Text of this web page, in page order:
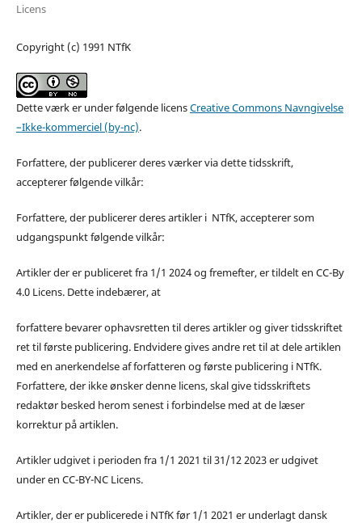
Licens
Copyright (c) 1991 NTfK
Dette værk er under følgende licensCreative Commons Navngivelse
–Ikke-kommerciel (by-nc).
Forfattere, der publicerer deres værker via dette tidsskrift,
accepterer følgende vilkår:
Forfattere, der publicerer deres artikler i NTfK, accepterer som
udgangspunkt følgende vilkår:
Artikler der er publiceret fra 1/1 2024 og fremefter, er tildelt en CC-By
4.0 Licens. Dette indebærer, at
forfattere bevarer ophavsretten til deres artikler og giver tidsskriftet
ret til første publicering. Endvidere gives andre ret til at dele artiklen
med en anerkendelse af forfatteren og første publicering i NTfK.
Forfattere, der ikke ønsker denne licens, skal give tidsskriftets
redaktør besked herom senest i forbindelse med at de læser
korrektur på artiklen.
Artikler udgivet i perioden fra 1/1 2021 til 31/12 2023 er udgivet
under en CC-BY-NC Licens.
Artikler, der er publicerede i NTfK før 1/1 2021 er underlagt dansk